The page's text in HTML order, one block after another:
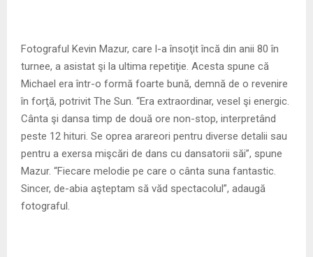
Fotograful Kevin Mazur, care l-a însoţit încă din anii 80 în
turnee, a asistat şi la ultima repetiţie. Acesta spune că
Michael era într-o formă foarte bună, demnă de o revenire
în forţă, potrivit The Sun. “Era extraordinar, vesel şi energic.
Cânta şi dansa timp de două ore non-stop, interpretând
peste 12 hituri. Se oprea arareori pentru diverse detalii sau
pentru a exersa mişcări de dans cu dansatorii săi”, spune
Mazur. “Fiecare melodie pe care o cânta suna fantastic.
Sincer, de-abia aşteptam să văd spectacolul”, adaugă
fotograful.